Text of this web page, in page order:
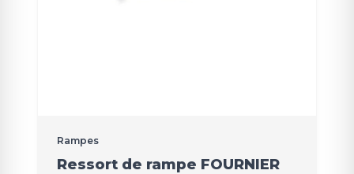
Rampes
Ressort de rampe FOURNIER